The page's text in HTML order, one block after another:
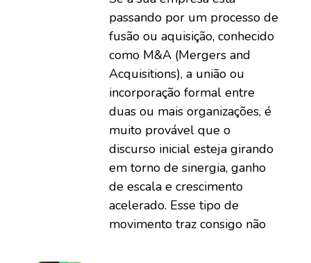
passando por um processo de
fusão ou aquisição, conhecido
como M&A (Mergers and
Acquisitions), a união ou
incorporação formal entre
duas ou mais organizações, é
muito provável que o
discurso inicial esteja girando
em torno de sinergia, ganho
de escala e crescimento
acelerado. Esse tipo de
movimento traz consigo não